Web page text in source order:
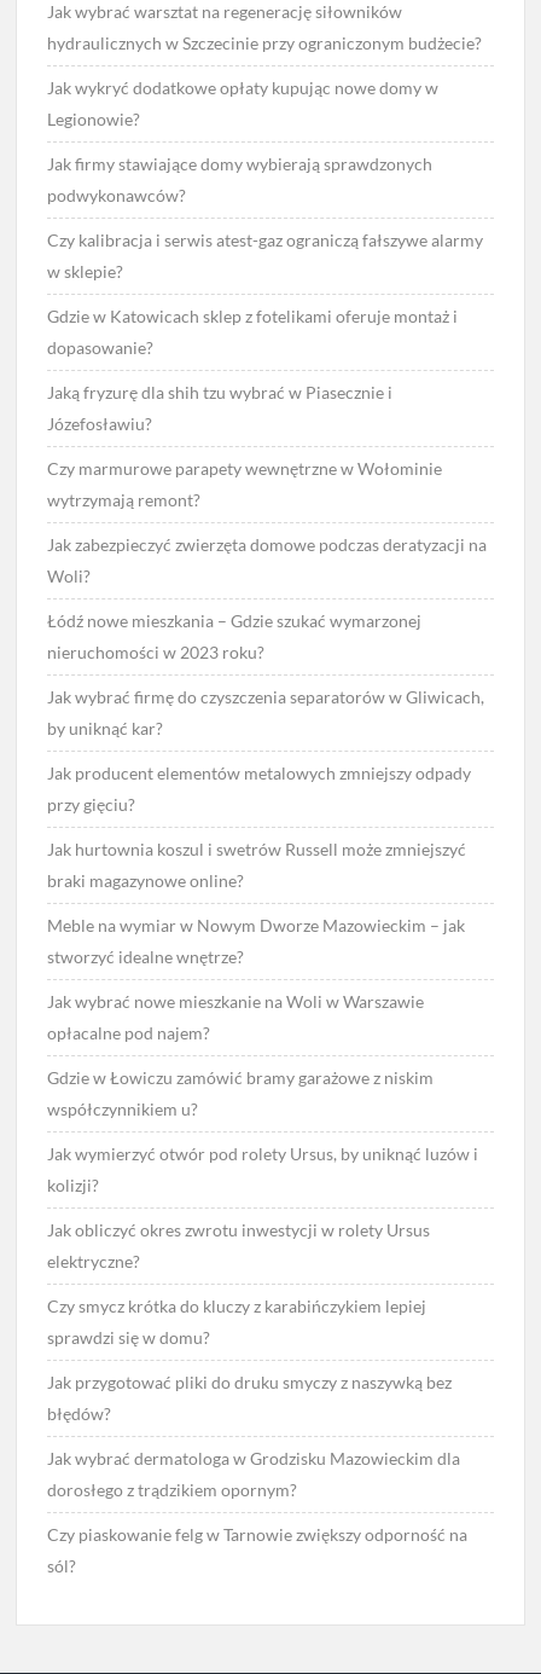
Jak wybrać warsztat na regenerację siłowników
hydraulicznych w Szczecinie przy ograniczonym budżecie?
Jak wykryć dodatkowe opłaty kupując nowe domy w
Legionowie?
Jak firmy stawiające domy wybierają sprawdzonych
podwykonawców?
Czy kalibracja i serwis atest-gaz ograniczą fałszywe alarmy
w sklepie?
Gdzie w Katowicach sklep z fotelikami oferuje montaż i
dopasowanie?
Jaką fryzurę dla shih tzu wybrać w Piasecznie i
Józefosławiu?
Czy marmurowe parapety wewnętrzne w Wołominie
wytrzymają remont?
Jak zabezpieczyć zwierzęta domowe podczas deratyzacji na
Woli?
Łódź nowe mieszkania – Gdzie szukać wymarzonej
nieruchomości w 2023 roku?
Jak wybrać firmę do czyszczenia separatorów w Gliwicach,
by uniknąć kar?
Jak producent elementów metalowych zmniejszy odpady
przy gięciu?
Jak hurtownia koszul i swetrów Russell może zmniejszyć
braki magazynowe online?
Meble na wymiar w Nowym Dworze Mazowieckim – jak
stworzyć idealne wnętrze?
Jak wybrać nowe mieszkanie na Woli w Warszawie
opłacalne pod najem?
Gdzie w Łowiczu zamówić bramy garażowe z niskim
współczynnikiem u?
Jak wymierzyć otwór pod rolety Ursus, by uniknąć luzów i
kolizji?
Jak obliczyć okres zwrotu inwestycji w rolety Ursus
elektryczne?
Czy smycz krótka do kluczy z karabińczykiem lepiej
sprawdzi się w domu?
Jak przygotować pliki do druku smyczy z naszywką bez
błędów?
Jak wybrać dermatologa w Grodzisku Mazowieckim dla
dorosłego z trądzikiem opornym?
Czy piaskowanie felg w Tarnowie zwiększy odporność na
sól?